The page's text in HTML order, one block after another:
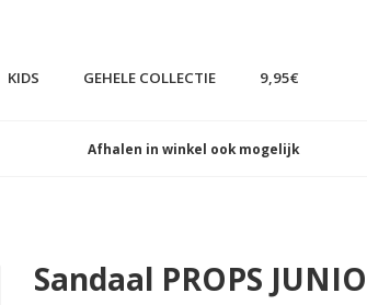
KIDS GEHELE COLLECTIE 9,95€
Afhalen in winkel ook mogelijk
Sandaal PROPS